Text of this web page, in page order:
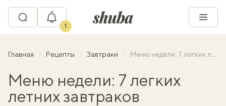
1
Главная Рецепты Завтраки Меню недели: 7 легких летних завтраков
Меню недели: 7 легких
летних завтраков